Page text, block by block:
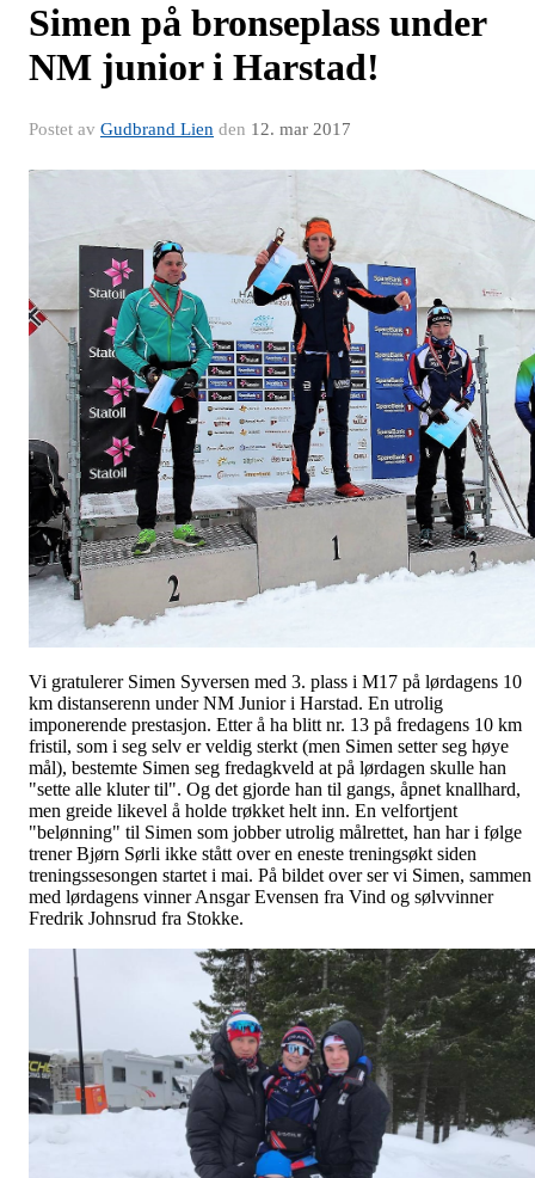
Simen på bronseplass under
NM junior i Harstad!
Postet av Gudbrand Lien den 12. mar 2017
Vi gratulerer Simen Syversen med 3. plass i M17 på lørdagens 10
km distanserenn under NM Junior i Harstad. En utrolig
imponerende prestasjon. Etter å ha blitt nr. 13 på fredagens 10 km
fristil, som i seg selv er veldig sterkt (men Simen setter seg høye
mål), bestemte Simen seg fredagkveld at på lørdagen skulle han
"sette alle kluter til". Og det gjorde han til gangs, åpnet knallhard,
men greide likevel å holde trøkket helt inn. En velfortjent
"belønning" til Simen som jobber utrolig målrettet, han har i følge
trener Bjørn Sørli ikke stått over en eneste treningsøkt siden
treningssesongen startet i mai. På bildet over ser vi Simen, sammen
med lørdagens vinner Ansgar Evensen fra Vind og sølvvinner
Fredrik Johnsrud fra Stokke.